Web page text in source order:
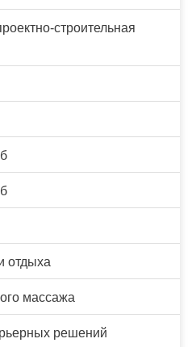
строительная
отдыха
массажа
решений